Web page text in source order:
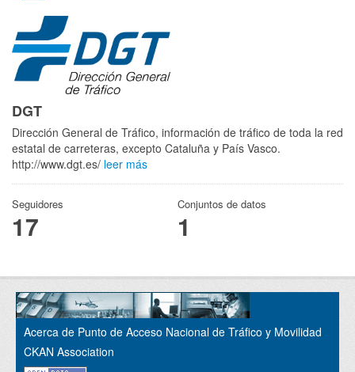
DGT
Dirección General de Tráfico, información de tráfico de toda la red
estatal de carreteras, excepto Cataluña y País Vasco.
http://www.dgt.es/ leer más
Seguidores
17
Conjuntos de datos
1
Acerca de Punto de Acceso Nacional de Tráfico y Movilidad
CKAN Association